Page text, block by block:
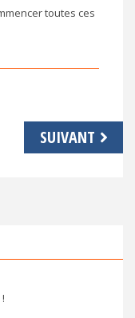
toutes ces
SUIVANT